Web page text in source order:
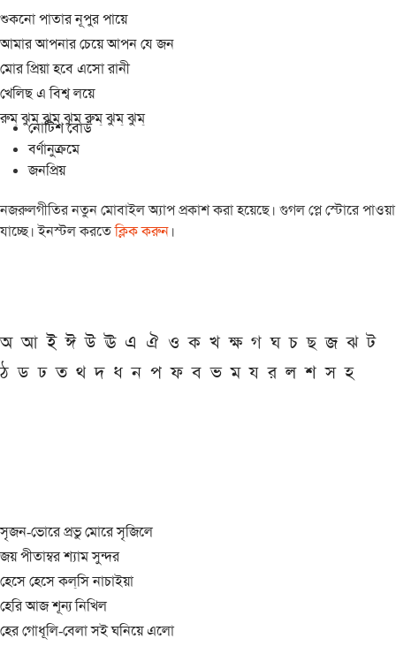
শুকনো পাতার নূপুর পায়ে
আমার আপনার চেয়ে আপন যে জন
মোর প্রিয়া হবে এসো রানী
খেলিছ এ বিশ্ব লয়ে
রুম্ ঝুম্ ঝুম্ ঝুম্ রুম্ ঝুম্ ঝুম্
নোটিশ বোর্ড
বর্ণানুক্রমে
জনপ্রিয়
নজরুলগীতির নতুন মোবাইল অ্যাপ প্রকাশ করা হয়েছে। গুগল প্লে স্টোরে পাওয়া
যাচ্ছে। ইনস্টল করতেক্লিক করুন।
অ আ ই ঈ উ ঊ এ ঐ ও ক খ ক্ষ গ ঘ চ ছ জ ঝ ট
ঠ ড ঢ ত থ দ ধ ন প ফ ব ভ ম য র ল শ স হ
সৃজন-ভোরে প্রভু মোরে সৃজিলে
জয় পীতাম্বর শ্যাম সুন্দর
হেসে হেসে কল্‌সি নাচাইয়া
হেরি আজ শূন্য নিখিল
হের গোধূলি-বেলা সই ঘনিয়ে এলো